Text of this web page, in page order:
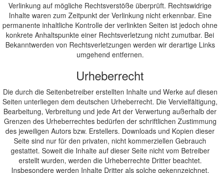
Verlinkung auf mögliche Rechtsverstöße überprüft. Rechtswidrige
Inhalte waren zum Zeitpunkt der Verlinkung nicht erkennbar. Eine
permanente inhaltliche Kontrolle der verlinkten Seiten ist jedoch ohne
konkrete Anhaltspunkte einer Rechtsverletzung nicht zumutbar. Bei
Bekanntwerden von Rechtsverletzungen werden wir derartige Links
umgehend entfernen.
Urheberrecht
Die durch die Seitenbetreiber erstellten Inhalte und Werke auf diesen
Seiten unterliegen dem deutschen Urheberrecht. Die Vervielfältigung,
Bearbeitung, Verbreitung und jede Art der Verwertung außerhalb der
Grenzen des Urheberrechtes bedürfen der schriftlichen Zustimmung
des jeweiligen Autors bzw. Erstellers. Downloads und Kopien dieser
Seite sind nur für den privaten, nicht kommerziellen Gebrauch
gestattet. Soweit die Inhalte auf dieser Seite nicht vom Betreiber
erstellt wurden, werden die Urheberrechte Dritter beachtet.
Insbesondere werden Inhalte Dritter als solche gekennzeichnet.